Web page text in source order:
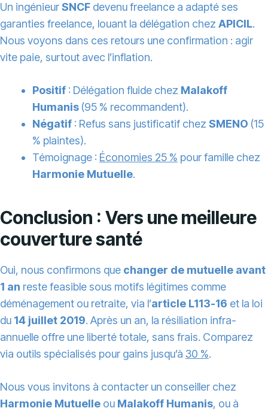
Un ingénieurSNCF devenu freelance a adapté ses
garanties freelance, louant la délégation chez APICIL.
Nous voyons dans ces retours une confirmation : agir
vite paie, surtout avec l’inflation.
Positif : Délégation fluide chez Malakoff
Humanis (95 % recommandent).
Négatif : Refus sans justificatif chez SMENO (15
% plaintes).
Témoignage : Économies 25 % pour famille chez
Harmonie Mutuelle.
Conclusion : Vers une meilleure
couverture santé
Oui, nous confirmons que changer de mutuelle avant
1 an reste feasible sous motifs légitimes comme
déménagement ou retraite, via l’article L113-16 et la loi
du 14 juillet 2019. Après un an, la résiliation infra-
annuelle offre une liberté totale, sans frais. Comparez
via outils spécialisés pour gains jusqu’à 30 %.
Nous vous invitons à contacter un conseiller chez
Harmonie Mutuelle ou Malakoff Humanis, ou à